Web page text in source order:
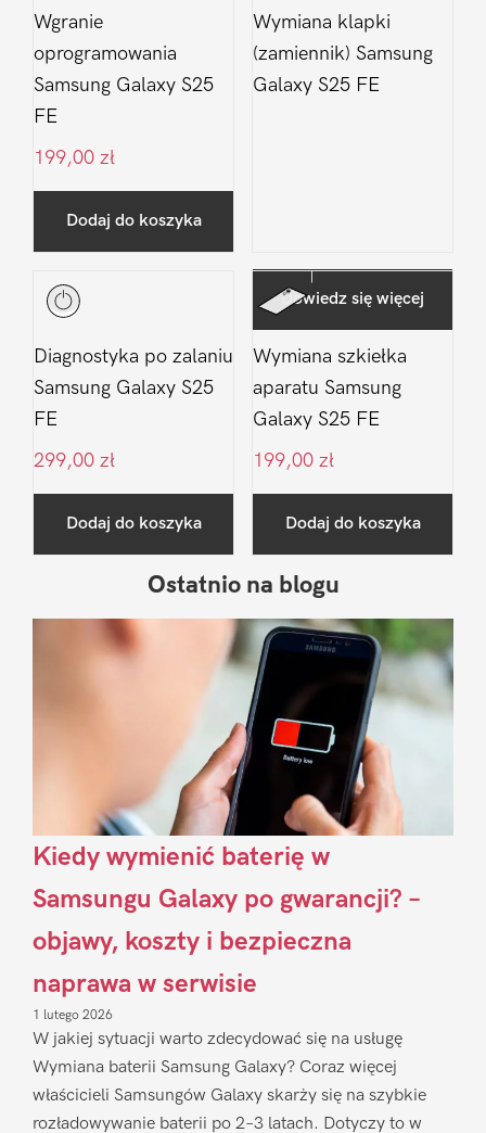
Wgranie
oprogramowania
Samsung Galaxy S25
FE
199,00 zł
Dodaj do koszyka
Wymiana klapki
(zamiennik) Samsung
Galaxy S25 FE
Dowiedz się więcej
Diagnostyka po zalaniu
Samsung Galaxy S25
FE
299,00 zł
Dodaj do koszyka
Wymiana szkiełka
aparatu Samsung
Galaxy S25 FE
199,00 zł
Dodaj do koszyka
Sidebar
Ostatnio na blogu
Kiedy wymienić baterię w
Samsungu Galaxy po gwarancji? –
objawy, koszty i bezpieczna
naprawa w serwisie
1 lutego 2026
W jakiej sytuacji warto zdecydować się na usługę
Wymiana baterii Samsung Galaxy? Coraz więcej
właścicieli Samsungów Galaxy skarży się na szybkie
rozładowywanie baterii po 2–3 latach. Dotyczy to w